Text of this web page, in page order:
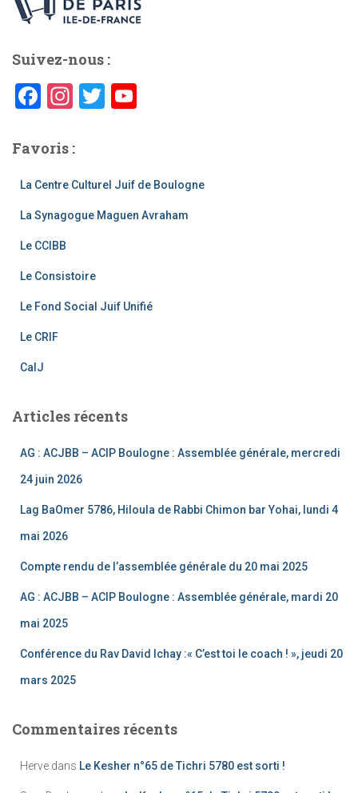
Suivez-nous :
F
c
e
b
o
o
k
In
a
gr
a
m
T
er
T
u
b
h
Favoris :
La Centre Culturel Juif de Boulogne
La Synagogue Maguen Avraham
Le CCIBB
Le Consistoire
Le Fond Social Juif Unifié
Le CRIF
CalJ
Articles récents
AG : ACJBB – ACIP Boulogne : Assemblée générale, mercredi
24 juin 2026
Lag BaOmer 5786, Hiloula de Rabbi Chimon bar Yohai, lundi 4
mai 2026
Compte rendu de l’assemblée générale du 20 mai 2025
AG : ACJBB – ACIP Boulogne : Assemblée générale, mardi 20
mai 2025
Conférence du Rav David Ichay :« C’est toi le coach ! », jeudi 20
mars 2025
Commentaires récents
Herve dans Le Kesher n°65 de Tichri 5780 est sorti !